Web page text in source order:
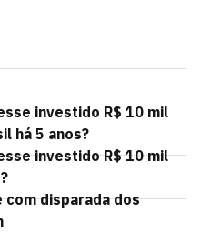
investido R$ 10 mil
há 5 anos?
investido R$ 10 mil
com disparada dos